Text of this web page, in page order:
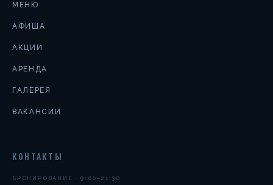
МЕНЮ
АФИША
АКЦИИ
АРЕНДА
ГАЛЕРЕЯ
ВАКАНСИИ
КОНТАКТЫ
БРОНИРОВАНИЕ · 9:00–21:30